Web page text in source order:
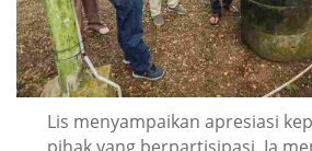
Lis menyampaikan apresiasi